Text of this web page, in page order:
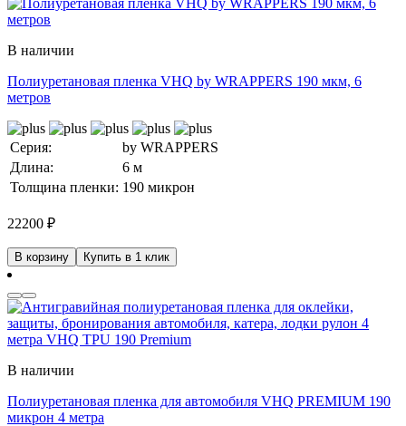
В наличии
Полиуретановая пленка VHQ by WRAPPERS 190 мкм, 6
метров
Серия:
by WRAPPERS
Длина:
6 м
Толщина пленки: 190 микрон
22200 ₽
В корзину Купить в 1 клик
В наличии
Полиуретановая пленка для автомобиля VHQ PREMIUM 190
микрон 4 метра